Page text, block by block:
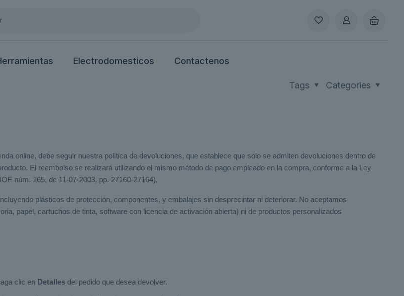
Electrodomesticos Contactenos
Categories
Tags
online, debe seguir nuestra política de devoluciones, que establece que solo se admiten devoluciones dentro de
El reembolso se realizará utilizando el mismo método de pago empleado en la compra, conforme a la Ley
núm. 165, de 11-07-2003, pp. 27160-27164).
plásticos de protección, componentes, y embalajes sin desprecintar ni deteriorar. No aceptamos
papel, cartuchos de tinta, software con licencia de activación abierta) ni de productos personalizados
clic en Detallesdel pedido que desea devolver.